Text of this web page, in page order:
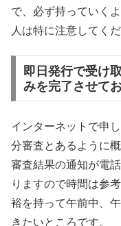
で、必ず持っていく
人は特に注意してくだ
即日発行で受け
みを完了させて
インターネットで申
分審査とあるように
審査結果の通知が電
りますので時間は参
裕を持って午前中、
きたいところです。